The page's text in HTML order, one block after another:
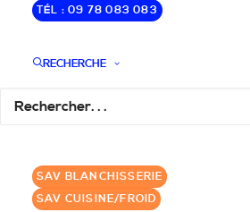
TÉL : 09 78 083 083
RECHERCHE
SAV BLANCHISSERIE
SAV CUISINE/FROID
votre projet de
✆ 09 78 083 083